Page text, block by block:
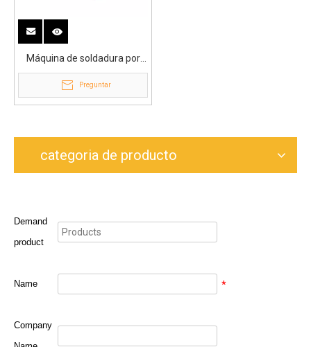
Máquina de soldadura por
fusión a tope profesional de
marco rígido de línea de
flotación de 200 mm
Preguntar
categoria de producto
Demand
product
Name *
Company